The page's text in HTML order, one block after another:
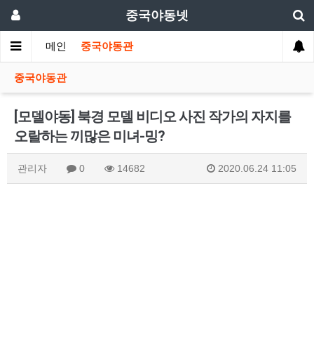
중국야동넷
메인 중국야동관
중국야동관
[모델야동] 북경 모델 비디오 사진 작가의 자지를
오랄하는 끼많은 미녀-밍?
관리자 0 14682 2020.06.24 11:05